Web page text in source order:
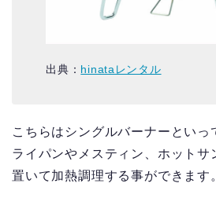
出典： hinataレンタル
こちらはシングルバーナーといっ
ライパンやメスティン、ホットサ
置いて加熱調理する事ができます